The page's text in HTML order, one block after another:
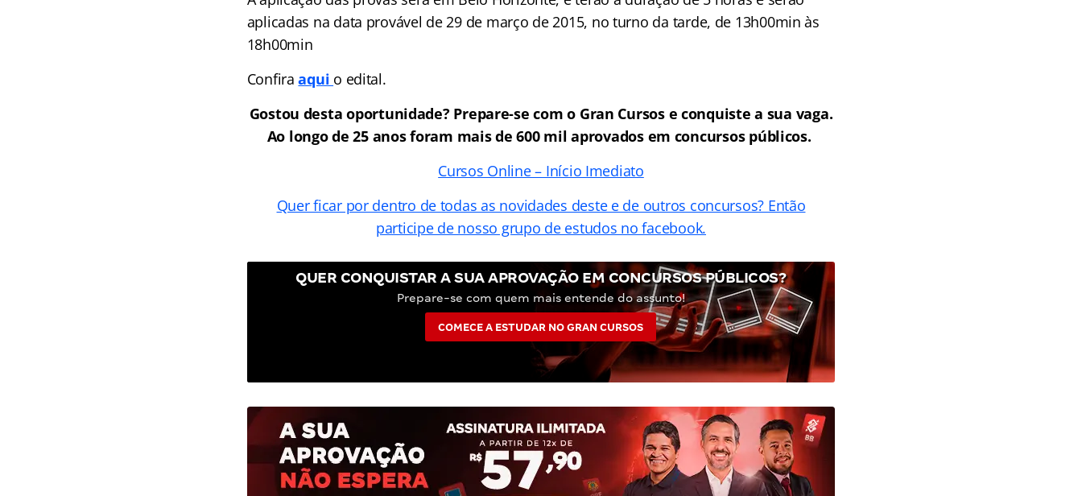
aplicadas na data provável de 29 de março de 2015, no turno da tarde, de 13h00min às
18h00min
Confiraaqui o edital.
Gostou desta oportunidade? Prepare-se com o Gran Cursos e conquiste a sua vaga.
Ao longo de 25 anos foram mais de 600 mil aprovados em concursos públicos.
Cursos Online – Início Imediato
Quer ficar por dentro de todas as novidades deste e de outros concursos? Então
participe de nosso grupo de estudos no facebook.
QUER CONQUISTAR A SUA APROVAÇÃO EM CONCURSOS PÚBLICOS?
Prepare-se com quem mais entende do assunto!
COMECE A ESTUDAR NO GRAN CURSOS